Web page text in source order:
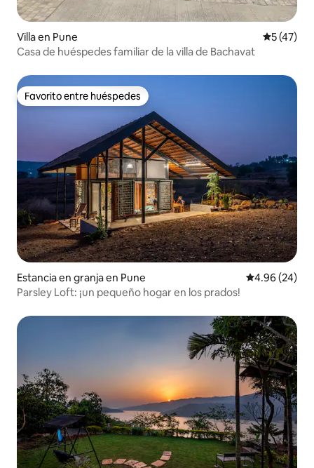
Villa en Pune
5 (47)
Casa de huéspedes familiar de la villa de Bachavat
Favorito entre huéspedes
Favorito entre huéspedes
Estancia en granja en Pune Calificación
4.96 (24)
Parsley Loft: ¡un pequeño hogar en los prados!